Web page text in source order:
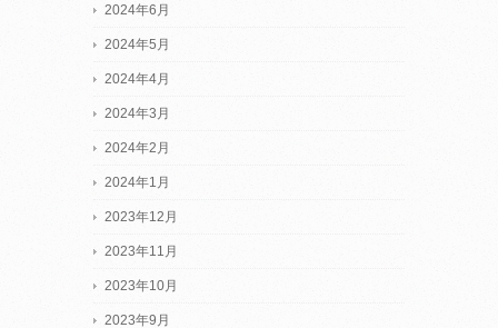
2024年6月
2024年5月
2024年4月
2024年3月
2024年2月
2024年1月
2023年12月
2023年11月
2023年10月
2023年9月